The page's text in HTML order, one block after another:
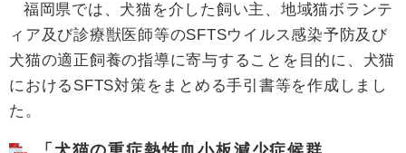
福岡県では、犬猫を介した飼い主、地域猫ボランテ
ィア及び診療獣医師等のSFTSウイルス感染予防及び
犬猫の適正飼養の指導に寄与することを目的に、犬猫
におけるSFTS対策をまとめる手引書等を作成しまし
た。